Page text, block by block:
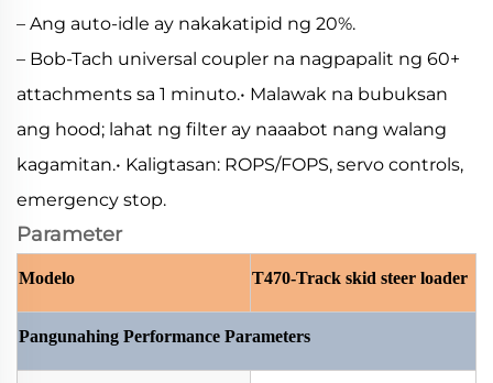
– Ang auto-idle ay nakakatipid ng 20%.
– Bob-Tach universal coupler na nagpapalit ng 60+
attachments sa 1 minuto.• Malawak na bubuksan
ang hood; lahat ng filter ay naaabot nang walang
kagamitan.• Kaligtasan: ROPS/FOPS, servo controls,
emergency stop.
Parameter
Modelo T470-Track skid steer loader
Pangunahing Performance Parameters